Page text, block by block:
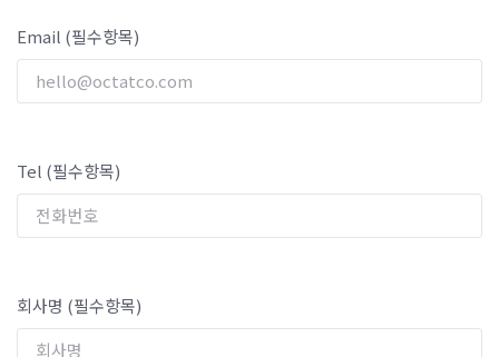
Email (필수항목)
Tel (필수항목)
회사명 (필수항목)